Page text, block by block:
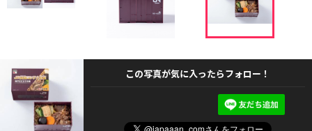
この写真が気に入ったらフォロー！